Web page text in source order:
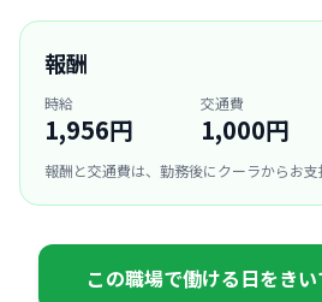
報酬
時給
1,956円
交通費
1,000円
報酬と交通費は、勤務後にクーラからお支
この職場で働ける日をきい